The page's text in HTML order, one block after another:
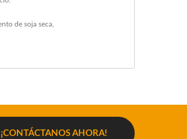
de soja seca
¡CONTÁCTANOS AHORA!